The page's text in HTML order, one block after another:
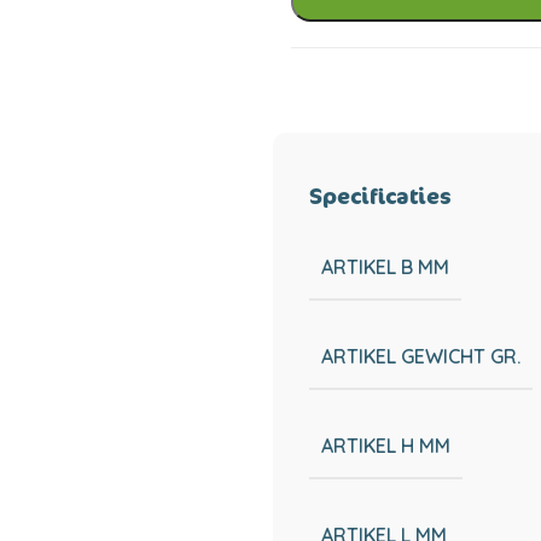
Specificaties
ARTIKEL B MM
ARTIKEL GEWICHT GR.
ARTIKEL H MM
ARTIKEL L MM